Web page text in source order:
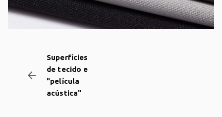
Superfícies
de tecido e
"película
acústica"
arrow_backward